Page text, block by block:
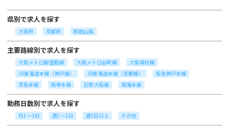
県別で求人を探す
大阪府 京都府 和歌山県
主要路線別で求人を探す
大阪メトロ御堂筋線 大阪メトロ谷町線
大阪環状線
JR東海道本線（神戸線）
JR東海道本線（京都線）
阪急神戸本線
京阪本線
阪神本線 近鉄大阪線 南海本線
勤務日数別で求人を探す
月1～3日 週1～2日 週3日以上 その他